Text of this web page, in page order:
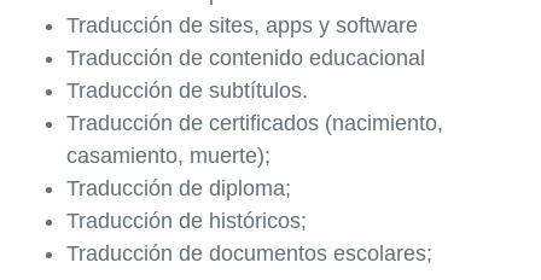
Traducción de sites, apps y software
Traducción de contenido educacional
Traducción de subtítulos.
Traducción de certificados (nacimiento,
casamiento, muerte);
Traducción de diploma;
Traducción de históricos;
Traducción de documentos escolares;